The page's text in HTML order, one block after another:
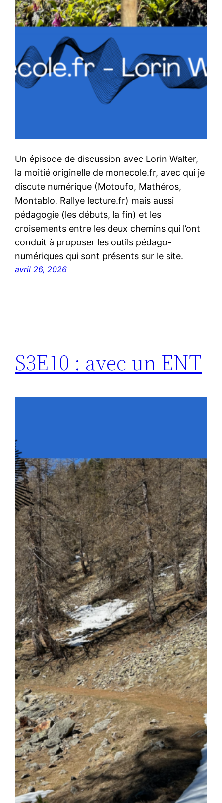
Un épisode de discussion avec Lorin Walter,
la moitié originelle de monecole.fr, avec qui je
discute numérique (Motoufo, Mathéros,
Montablo, Rallye lecture.fr) mais aussi
pédagogie (les débuts, la fin) et les
croisements entre les deux chemins qui l’ont
conduit à proposer les outils pédago-
numériques qui sont présents sur le site.
avril 26, 2026
S3E10 : avec un ENT